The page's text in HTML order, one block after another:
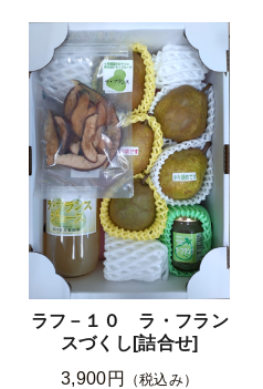
ラフ－１０ ラ・フラン
スづくし[詰合せ]
3,900円
（税込み）